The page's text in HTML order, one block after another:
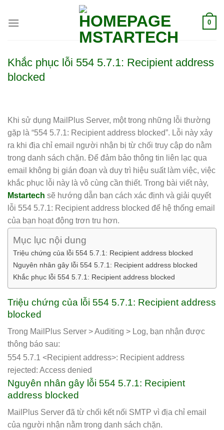
0
Khắc phục lỗi 554 5.7.1: Recipient address
blocked
Khi sử dụng MailPlus Server, một trong những lỗi thường
gặp là “554 5.7.1: Recipient address blocked”. Lỗi này xảy
ra khi địa chỉ email người nhận bị từ chối truy cập do nằm
trong danh sách chặn. Để đảm bảo thông tin liên lạc qua
email không bị gián đoạn và duy trì hiệu suất làm việc, việc
khắc phục lỗi này là vô cùng cần thiết. Trong bài viết này,
Mstartech sẽ hướng dẫn bạn cách xác định và giải quyết
lỗi 554 5.7.1: Recipient address blocked để hệ thống email
của bạn hoạt động trơn tru hơn.
Mục lục nội dung
Triệu chứng của lỗi 554 5.7.1: Recipient address blocked
Nguyên nhân gây lỗi 554 5.7.1: Recipient address blocked
Khắc phục lỗi 554 5.7.1: Recipient address blocked
Triệu chứng của lỗi 554 5.7.1: Recipient address
blocked
Trong MailPlus Server > Auditing > Log, bạn nhận được
thông báo sau:
554 5.7.1 <Recipient address>: Recipient address
rejected: Access denied
Nguyên nhân gây lỗi 554 5.7.1: Recipient
address blocked
MailPlus Server đã từ chối kết nối SMTP vì địa chỉ email
của người nhận nằm trong danh sách chặn.